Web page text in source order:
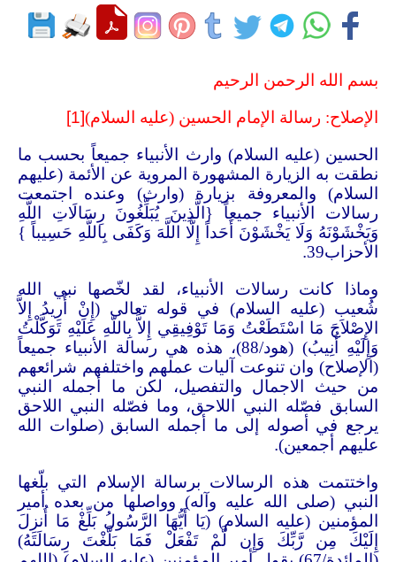
بسم الله الرحمن الرحيم
الإصلاح: رسالة الإمام الحسين (عليه السلام)[1]
الحسين (عليه السلام) وارث الأنبياء جميعاً بحسب ما
نطقت به الزيارة المشهورة المروية عن الأئمة (عليهم
السلام) والمعروفة بزيارة (وارث) وعنده اجتمعت
رسالات الأنبياء جميعاً {الَّذِينَ يُبَلِّغُونَ رِسَالَاتِ اللَّهِ
وَيَخْشَوْنَهُ وَلَا يَخْشَوْنَ أَحَداً إِلَّا اللَّهَ وَكَفَى بِاللَّهِ حَسِيباً }
الأحزاب39
.
وماذا كانت رسالات الأنبياء، لقد لخّصها نبي الله
شُعيب (عليه السلام) في قوله تعالى (إِنْ أُرِيدُ إِلاَّ
الإِصْلاَحَ مَا اسْتَطَعْتُ وَمَا تَوْفِيقِي إِلاَّ بِاللّهِ عَلَيْهِ تَوَكَّلْتُ
وَإِلَيْهِ أُنِيبُ) (هود/88)، هذه هي رسالة الأنبياء جميعاً
(الإصلاح) وان تنوعت آليات عملهم واختلفهم شرائعهم
من حيث الاجمال والتفصيل، لكن ما أجمله النبي
السابق فصّله النبي اللاحق، وما فصّله النبي اللاحق
يرجع في أصوله إلى ما أجمله السابق (صلوات الله
عليهم أجمعين).
واختتمت هذه الرسالات برسالة الإسلام التي بلّغها
النبي (صلى الله عليه وآله) وواصلها من بعده أمير
المؤمنين (عليه السلام) (يَا أَيُّهَا الرَّسُولُ بَلِّغْ مَا أُنزِلَ
إِلَيْكَ مِن رَّبِّكَ وَإِن لَّمْ تَفْعَلْ فَمَا بَلَّغْتَ رِسَالَتَهُ)